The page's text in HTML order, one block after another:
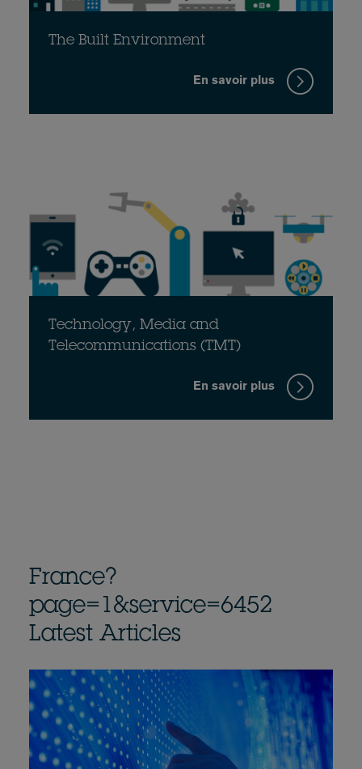
The Built Environment
En savoir plus
Technology, Media and
Telecommunications (TMT)
En savoir plus
France?
page=1&service=6452
Latest Articles